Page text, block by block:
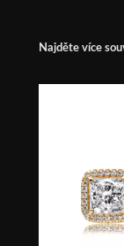
Najděte více